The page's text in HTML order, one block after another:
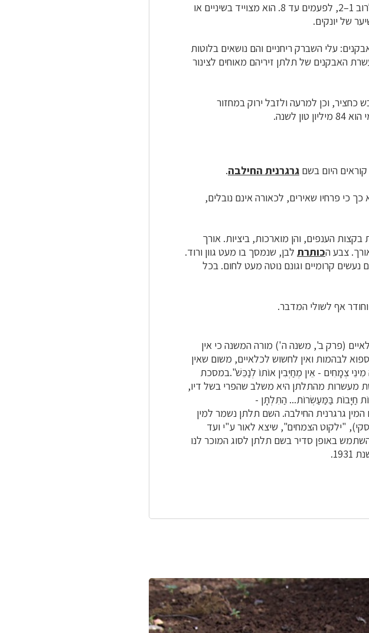
ואינו נפתח, ובו זרעים מעטים: לרוב 1–2, לפעמים עד 8. הוא מצוייד בשיניים או
של יונקים.
עלי השברק ריחניים והם נושאים בלוטות
האבקנים של תלתן זיריהם מאוחים לצינור
כחציר, וכן למרעה ולזבל ירוק במחזור
לשנה.
היום בשם גרגרנית החילבה.
כי פרחיו שאירים, לכאורה אינם נובלים,
בקצות הענפים, והן מוארכות, ביציות. אורך
צבע הכותרת לבן, שנמסך בו מעט גוון ורוד.
קרומיים וגונם נוטה מעט לחום. בכל
אף לשולי המדבר.
(פרק ב', משנה ה') מורה המשנה כי אין
לבהמות ואין לחשוש לכלאיים, משום שאין
צְמָחִים - אֵין מְחַיְּבִין אוֹתוֹ לְנַכֵּשׁ".במסכת
מעשרות מהתלתן היא משלב שהפרי בשל דיו,
חַיָּבוֹת בַּמַּעַשְׂרוֹת... הַתִּלְתָּן -
גרגרנית החילבה. השם תלתן נשמר למין
"ילקוט הצמחים", שיצא לאור ע"י ועד
יותר הוחל להשתמש באופן סדיר בשם תלתן לסוג המוכר לנו